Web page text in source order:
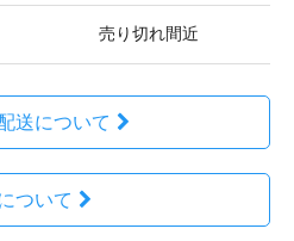
売り切れ間近
送について
ついて